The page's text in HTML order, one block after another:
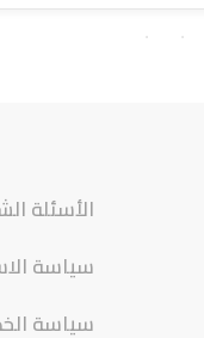
الأسئلة
سياسة
سياسة